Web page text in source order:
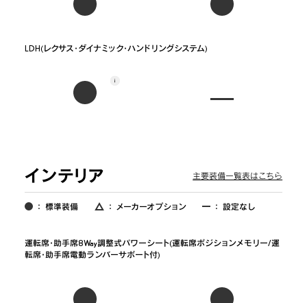
LDH(レクサス･ダイナミック･ハンドリングシステム)
インテリア 主要装備一覧表はこちら
： 標準装備 ： メーカーオプション ： 設定なし
運転席･助手席8Way調整式パワーシート(運転席ポジションメモリー/運
転席･助手席電動ランバーサポート付)